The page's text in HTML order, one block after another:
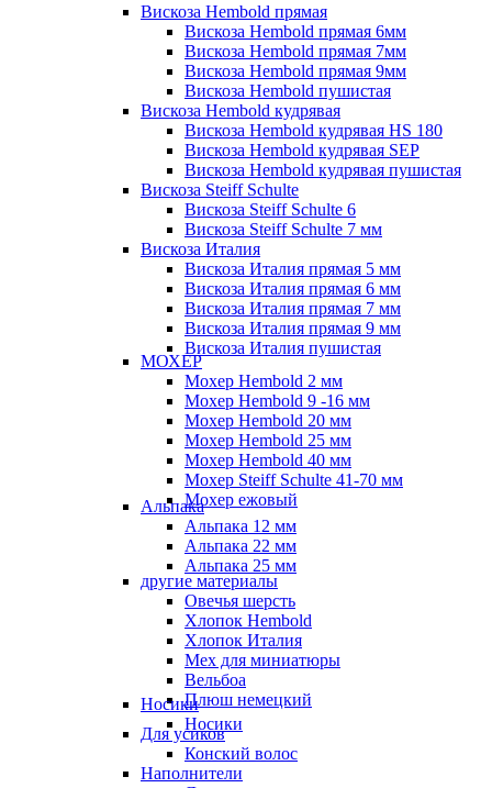
Вискоза Hembold прямая
Вискоза Hembold прямая 6мм
Вискоза Hembold прямая 7мм
Вискоза Hembold прямая 9мм
Вискоза Hembold пушистая
Вискоза Hembold кудрявая
Вискоза Hembold кудрявая HS 180
Вискоза Hembold кудрявая SEP
Вискоза Hembold кудрявая пушистая
Вискоза Steiff Schulte
Вискоза Steiff Schulte 6
Вискоза Steiff Schulte 7 мм
Вискоза Италия
Вискоза Италия прямая 5 мм
Вискоза Италия прямая 6 мм
Вискоза Италия прямая 7 мм
Вискоза Италия прямая 9 мм
Вискоза Италия пушистая
МОХЕР
Мохер Hembold 2 мм
Мохер Hembold 9 -16 мм
Мохер Hembold 20 мм
Мохер Hembold 25 мм
Мохер Hembold 40 мм
Мохер Steiff Schulte 41-70 мм
Мохер ежовый
Альпака
Альпака 12 мм
Альпака 22 мм
Альпака 25 мм
другие материалы
Овечья шерсть
Хлопок Hembold
Хлопок Италия
Мех для миниатюры
Вельбоа
Плюш немецкий
Носики
Носики
Для усиков
Конский волос
Наполнители